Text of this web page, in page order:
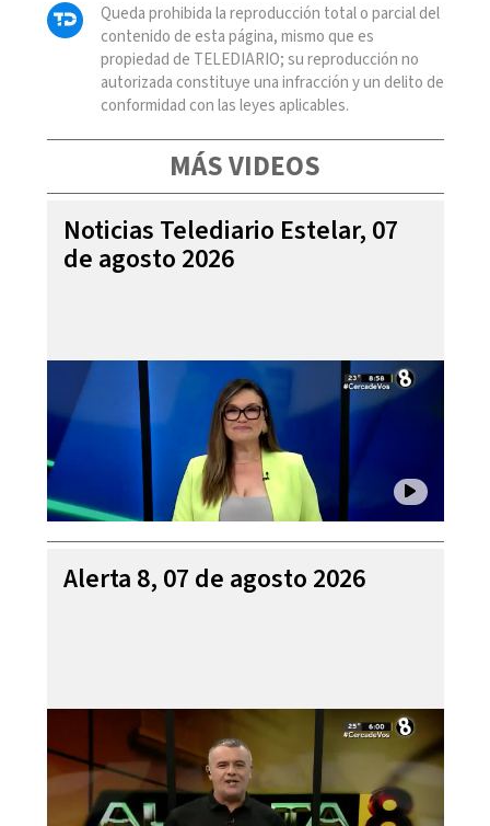
Queda prohibida la reproducción total o parcial del
contenido de esta página, mismo que es
propiedad de TELEDIARIO; su reproducción no
autorizada constituye una infracción y un delito de
conformidad con las leyes aplicables.
MÁS VIDEOS
Noticias Telediario Estelar, 07
de agosto 2026
Alerta 8, 07 de agosto 2026